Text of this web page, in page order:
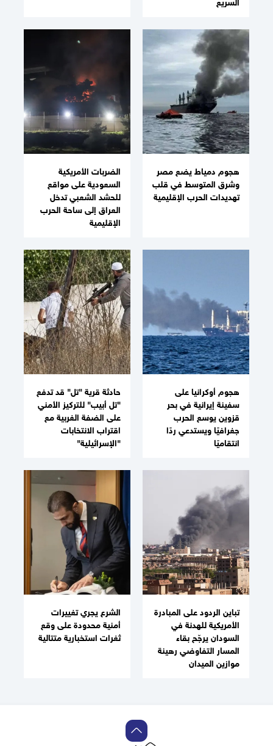
هجوم دمياط يضع مصر
وشرق المتوسط في قلب
تهديدات الحرب الإقليمية
الضربات الأمريكية
السعودية على مواقع
للحشد الشعبي تدخل
العراق إلى ساحة الحرب
الإقليمية
هجوم أوكرانيا على
سفينة إيرانية في بحر
قزوين يوسع الحرب
جغرافيًا ويستدعي ردًا
انتقاميًا
حادثة قرية "تل" قد تدفع
"تل أبيب" للتركيز الأمني
على الضفة الغربية مع
اقتراب الانتخابات
"الإسرائيلية"
تباين الردود على المبادرة
الأمريكية للهدنة في
السودان يرجّح بقاء
المسار التفاوضي رهينة
موازين الميدان
الشرع يجري تغييرات
أمنية محدودة على وقع
ثغرات استخبارية متتالية